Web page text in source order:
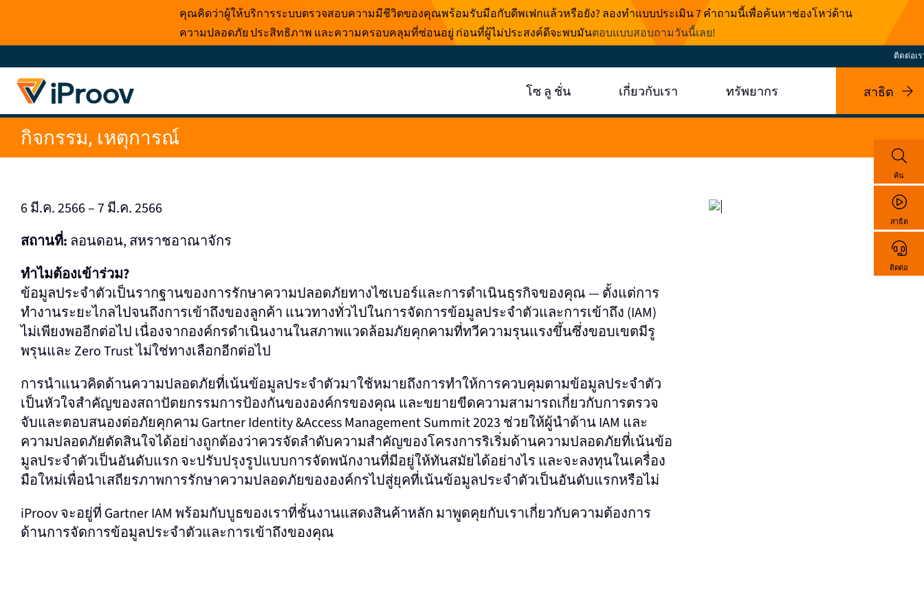
ที่
เนื้อหา
คุณคิดว่าผู้ให้บริการระบบตรวจสอบความมีชีวิตของคุณพร้อมรับมือกับดีพเฟกแล้วหรือยัง? ลองทำแบบประเมิน 7 คำถามนี้เพื่อค้นหาช่องโหว่ด้าน
ความปลอดภัย ประสิทธิภาพ และความครอบคลุมที่ซ่อนอยู่ ก่อนที่ผู้ไม่ประสงค์ดีจะพบมันตอบแบบสอบถามวันนี้เลย!
ติดต่อเ
โซ ลู ชั่น เกี่ยวกับเรา ทรัพยากร สาธิต
กิจกรรม, เหตุการณ์
6 มี.ค. 2566 – 7 มี.ค. 2566
สถานที่: ลอนดอน, สหราชอาณาจักร
ทําไมต้องเข้าร่วม?
ข้อมูลประจําตัวเป็นรากฐานของการรักษาความปลอดภัยทางไซเบอร์และการดําเนินธุรกิจของคุณ — ตั้งแต่การ
ทํางานระยะไกลไปจนถึงการเข้าถึงของลูกค้า แนวทางทั่วไปในการจัดการข้อมูลประจําตัวและการเข้าถึง (IAM)
ไม่เพียงพออีกต่อไป เนื่องจากองค์กรดําเนินงานในสภาพแวดล้อมภัยคุกคามที่ทวีความรุนแรงขึ้นซึ่งขอบเขตมีรู
พรุนและ Zero Trust ไม่ใช่ทางเลือกอีกต่อไป
การนําแนวคิดด้านความปลอดภัยที่เน้นข้อมูลประจําตัวมาใช้หมายถึงการทําให้การควบคุมตามข้อมูลประจําตัว
เป็นหัวใจสําคัญของสถาปัตยกรรมการป้องกันขององค์กรของคุณ และขยายขีดความสามารถเกี่ยวกับการตรวจ
จับและตอบสนองต่อภัยคุกคาม Gartner Identity &Access Management Summit 2023 ช่วยให้ผู้นําด้าน IAM และ
ความปลอดภัยตัดสินใจได้อย่างถูกต้องว่าควรจัดลําดับความสําคัญของโครงการริเริ่มด้านความปลอดภัยที่เน้นข้อ
มูลประจําตัวเป็นอันดับแรก จะปรับปรุงรูปแบบการจัดพนักงานที่มีอยู่ให้ทันสมัยได้อย่างไร และจะลงทุนในเครื่อง
มือใหม่เพื่อนําเสถียรภาพการรักษาความปลอดภัยขององค์กรไปสู่ยุคที่เน้นข้อมูลประจําตัวเป็นอันดับแรกหรือไม่
iProov จะอยู่ที่ Gartner IAM พร้อมกับบูธของเราที่ชั้นงานแสดงสินค้าหลัก มาพูดคุยกับเราเกี่ยวกับความต้องการ
ด้านการจัดการข้อมูลประจําตัวและการเข้าถึงของคุณ
ค้น
สาธิต
ติดต่อ